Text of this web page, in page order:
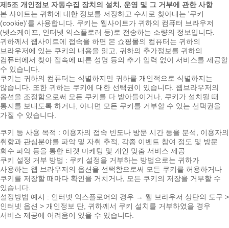
제5조 개인정보 자동수집 장치의 설치, 운영 및 그 거부에 관한 사항
본 사이트는 귀하에 대한 정보를 저장하고 수시로 찾아내는 '쿠키
(cookie)'를 사용합니다. 쿠키는 웹사이트가 귀하의 컴퓨터 브라우저
(넷스케이프, 인터넷 익스플로러 등)로 전송하는 소량의 정보입니다.
귀하께서 웹사이트에 접속을 하면 본 쇼핑몰의 컴퓨터는 귀하의
브라우저에 있는 쿠키의 내용을 읽고, 귀하의 추가정보를 귀하의
컴퓨터에서 찾아 접속에 따른 성명 등의 추가 입력 없이 서비스를 제공할
수 있습니다.
쿠키는 귀하의 컴퓨터는 식별하지만 귀하를 개인적으로 식별하지는
않습니다. 또한 귀하는 쿠키에 대한 선택권이 있습니다. 웹브라우저의
옵션을 조정함으로써 모든 쿠키를 다 받아들이거나, 쿠키가 설치될 때
통지를 보내도록 하거나, 아니면 모든 쿠키를 거부할 수 있는 선택권을
가질 수 있습니다.
쿠키 등 사용 목적 : 이용자의 접속 빈도나 방문 시간 등을 분석, 이용자의
취향과 관심분야를 파악 및 자취 추적, 각종 이벤트 참여 정도 및 방문
회수 파악 등을 통한 타겟 마케팅 및 개인 맞춤 서비스 제공
쿠키 설정 거부 방법 : 쿠키 설정을 거부하는 방법으로는 귀하가
사용하는 웹 브라우저의 옵션을 선택함으로써 모든 쿠키를 허용하거나
쿠키를 저장할 때마다 확인을 거치거나, 모든 쿠키의 저장을 거부할 수
있습니다.
설정방법 예시 : 인터넷 익스플로어의 경우 → 웹 브라우저 상단의 도구 >
인터넷 옵션 > 개인정보 단, 귀하께서 쿠키 설치를 거부하였을 경우
서비스 제공에 어려움이 있을 수 있습니다.